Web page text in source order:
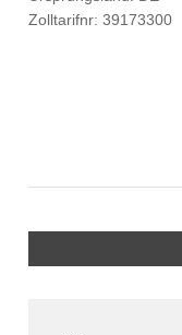
Zolltarifnr: 39173300